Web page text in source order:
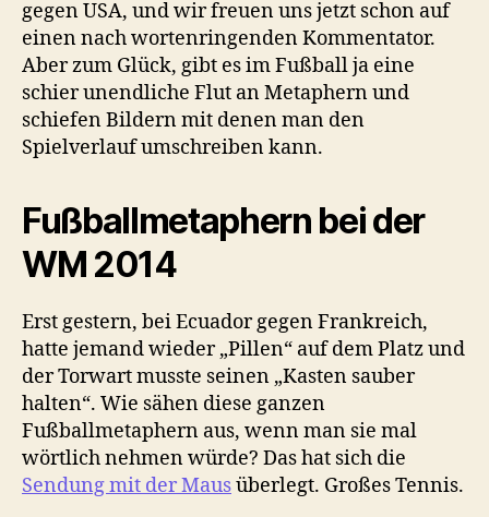
gegen USA, und wir freuen uns jetzt schon auf
einen nach wortenringenden Kommentator.
Aber zum Glück, gibt es im Fußball ja eine
schier unendliche Flut an Metaphern und
schiefen Bildern mit denen man den
Spielverlauf umschreiben kann.
Fußballmetaphern bei der
WM 2014
Erst gestern, bei Ecuador gegen Frankreich,
hatte jemand wieder „Pillen“ auf dem Platz und
der Torwart musste seinen „Kasten sauber
halten“. Wie sähen diese ganzen
Fußballmetaphern aus, wenn man sie mal
wörtlich nehmen würde? Das hat sich die
Sendung mit der Mausüberlegt. Großes Tennis.